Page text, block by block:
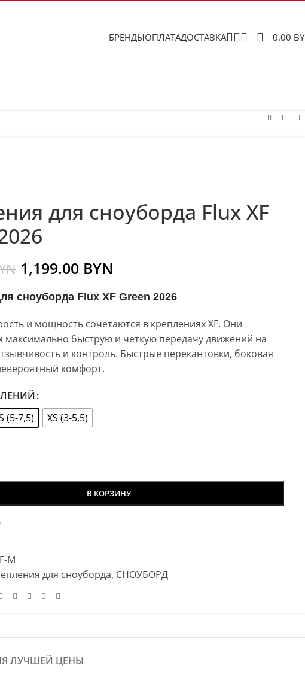
БРЕНДЫОПЛАТАДОСТАВКА 0.00
для сноуборда Flux XF
1,199.00 BYN
сноуборда Flux XF Green 2026
и мощность сочетаются в креплениях XF. Они
максимально быструю и четкую передачу движений на
и контроль. Быстрые перекантовки, боковая
комфорт.
(5-7,5) XS (3-5,5)
В КОРЗИНУ
M
для сноуборда, СНОУБОРД
ЛУЧШЕЙ ЦЕНЫ